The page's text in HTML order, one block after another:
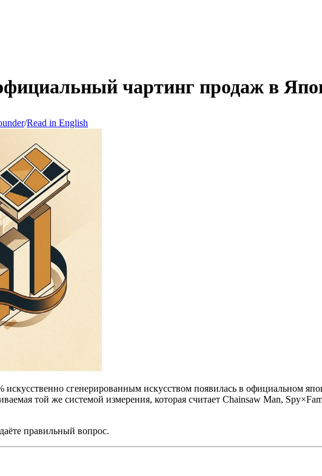
чартинг продаж в
/Read in English
искусственно сгенерированным искусством появилась в официальном
той же системой измерения, которая считает Chainsaw Man,
правильный вопрос.